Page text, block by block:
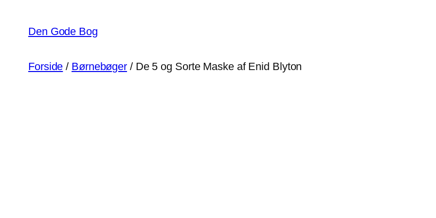
indhold
Den Gode Bog
Forside / Børnebøger / De 5 og Sorte Maske af Enid Blyton